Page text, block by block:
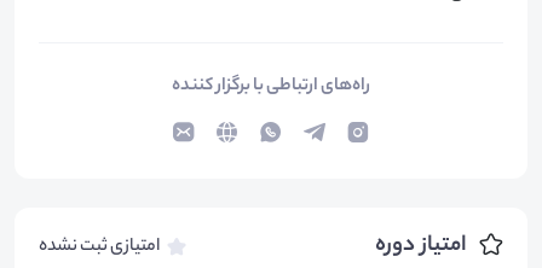
راه‌های ارتباطی با برگزار کننده
امتیاز دوره امتیازی ثبت نشده